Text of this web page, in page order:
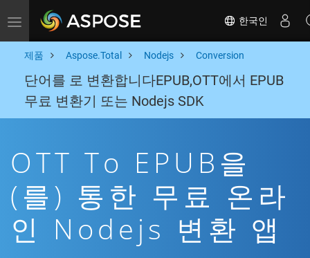
Toggle navigation 한국인
제품 Aspose.Total Nodejs Conversion
단어를 로 변환합니다EPUB,OTT에서 EPUB
무료 변환기 또는 Nodejs SDK
OTT To EPUB을
(를) 통한 무료 온라
인 Nodejs 변환 앱